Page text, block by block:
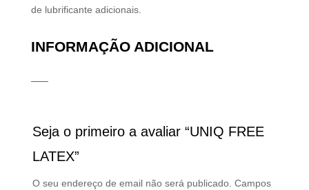
de lubrificante adicionais.
INFORMAÇÃO ADICIONAL
Seja o primeiro a avaliar “UNIQ FREE
LATEX”
O seu endereço de email não será publicado. Campos